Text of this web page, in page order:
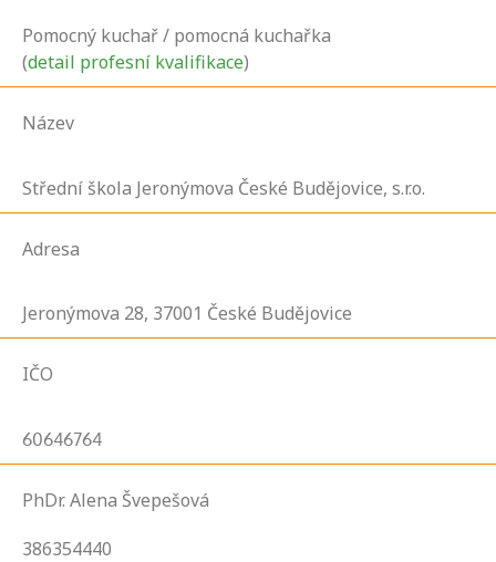
Pomocný kuchař / pomocná kuchařka
(detail profesní kvalifikace)
Název
Střední škola Jeronýmova České Budějovice, s.r.o.
Adresa
Jeronýmova 28, 37001 České Budějovice
IČO
60646764
PhDr. Alena Švepešová
386354440